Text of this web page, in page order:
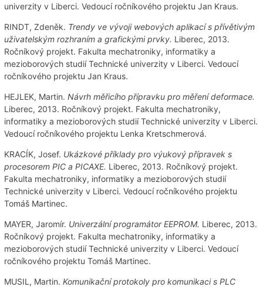
univerzity v Liberci. Vedoucí ročníkového projektu Jan Kraus.
RINDT, Zdeněk. Trendy ve vývoji webových aplikací s přívětivým
uživatelským rozhraním a grafickými prvky. Liberec, 2013.
Ročníkový projekt. Fakulta mechatroniky, informatiky a
mezioborových studií Technické univerzity v Liberci. Vedoucí
ročníkového projektu Jan Kraus.
HEJLEK, Martin. Návrh měřicího přípravku pro měření deformace.
Liberec, 2013. Ročníkový projekt. Fakulta mechatroniky,
informatiky a mezioborových studií Technické univerzity v Liberci.
Vedoucí ročníkového projektu Lenka Kretschmerová.
KRACÍK, Josef. Ukázkové příklady pro výukový přípravek s
procesorem PIC a PICAXE. Liberec, 2013. Ročníkový projekt.
Fakulta mechatroniky, informatiky a mezioborových studií
Technické univerzity v Liberci. Vedoucí ročníkového projektu
Tomáš Martinec.
MAYER, Jaromír. Univerzální programátor EEPROM. Liberec, 2013.
Ročníkový projekt. Fakulta mechatroniky, informatiky a
mezioborových studií Technické univerzity v Liberci. Vedoucí
ročníkového projektu Tomáš Martinec.
MUSIL, Martin. Komunikační protokoly pro komunikaci s PLC